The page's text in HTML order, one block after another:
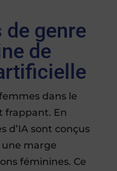
genre
de
dans le
frappant. En
d’IA sont conçus
une marge
féminines. Ce